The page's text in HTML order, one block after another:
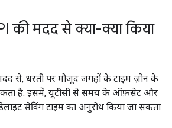
की मदद से क्या-क्या किया
से, धरती पर मौजूद जगहों के टाइम ज़ोन के
है. इसमें, यूटीसी से समय के ऑफ़सेट और
सेविंग टाइम का अनुरोध किया जा सकता